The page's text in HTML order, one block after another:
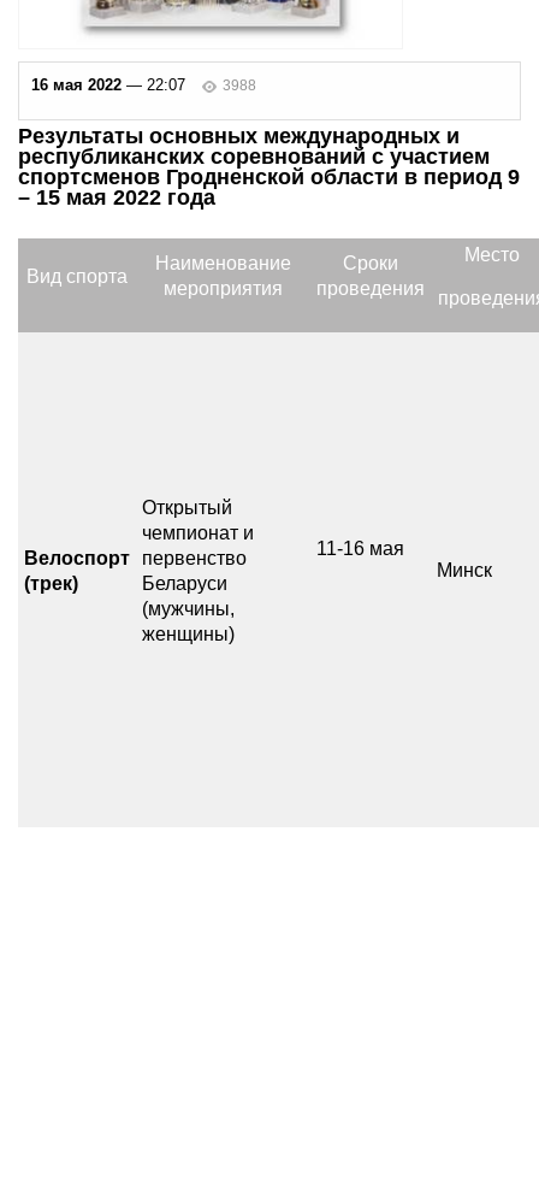
16 мая 2022 — 22:07 3988
Результаты основных международных и
республиканских соревнований с участием
спортсменов Гродненской области в период 9
– 15 мая 2022 года
Вид спорта
Наименование
мероприятия
Сроки
проведения
Место
Велоспорт
(трек)
Открытый
чемпионат и
первенство
Беларуси
(мужчины,
женщины)
11-16 мая
Минск